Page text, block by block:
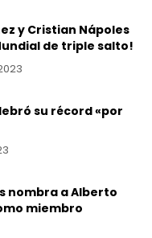
y Cristian Nápoles
de triple salto!
su récord «por
nombra a Alberto
miembro